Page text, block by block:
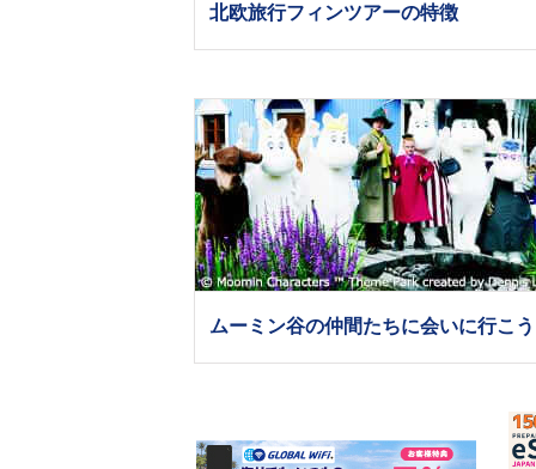
北欧旅行フィンツアーの特徴
ムーミン谷の仲間たちに会いに行こ